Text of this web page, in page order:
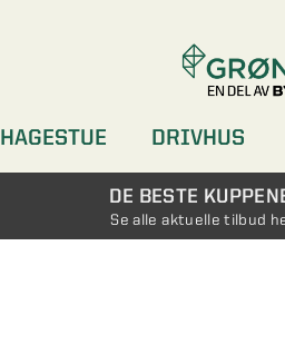
DRIVHUS
DØRER
DE BESTE
Se alle aktuelle tilbud